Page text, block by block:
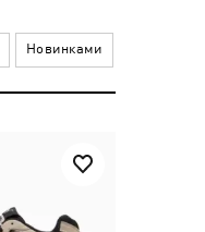
Новинками